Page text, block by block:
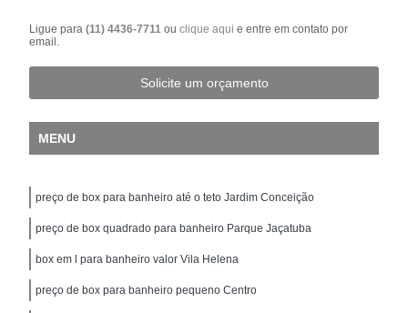
Ligue para(11) 4436-7711ouclique aqui e entre em contato por
email.
Solicite um orçamento
MENU
preço de box para banheiro até o teto Jardim Conceição
preço de box quadrado para banheiro Parque Jaçatuba
box em l para banheiro valor Vila Helena
preço de box para banheiro pequeno Centro